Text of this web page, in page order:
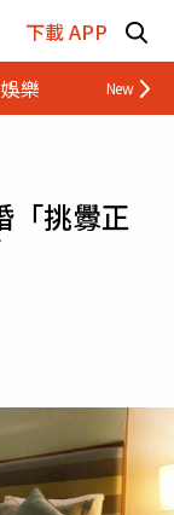
下載 APP
娛樂 財經
「挑釁正